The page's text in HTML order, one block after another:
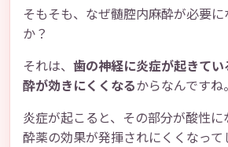
そもそも、なぜ髄腔内麻酔が必要
か？
それは、 歯の神経に炎症が起きて
酔が効きにくくなるからなんですね。
炎症が起こると、その部分が酸性
酔薬の効果が発揮されにくくなって